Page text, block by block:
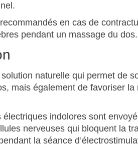
en cas de
pendant un massage du dos.
naturelle qui permet de
mais également de favoriser
indolores sont
nerveuses qui bloquent la
la séance